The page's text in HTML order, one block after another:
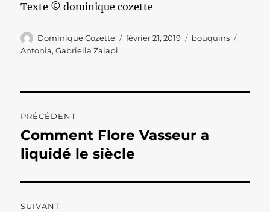
Texte © dominique cozette
Auteur
Dominique Cozette
Publié
février 21, 2019 Catégories
bouquins
Antonia,Gabriella Zalapi
de
l’article
PRÉCÉDENT
Publication
précédente :
Comment Flore Vasseur a
liquidé le siècle
SUIVANT